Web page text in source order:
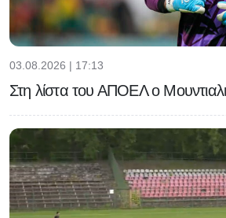
03.08.2026 | 17:13
Στη λίστα του ΑΠΟΕΛ ο